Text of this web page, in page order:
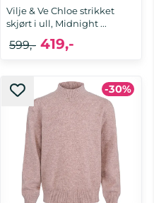
Vilje & Ve Chloe strikket
skjørt i ull, Midnight ...
419,-
599,-
-30%